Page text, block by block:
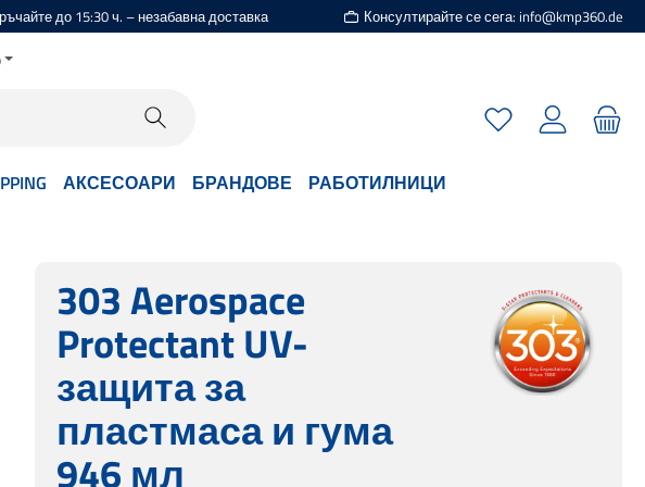
до 15:30 ч. – незабавна доставка Консултирайте се сега: info@kmp360.de
Имате 0
АКСЕСОАРИ БРАНДОВЕ РАБОТИЛНИЦИ
303 Aerospace
Protectant UV-
защита за
пластмаса и гума
946 мл